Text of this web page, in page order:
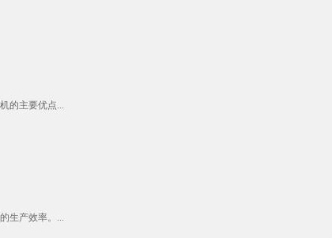
的主要优点...
生产效率。...